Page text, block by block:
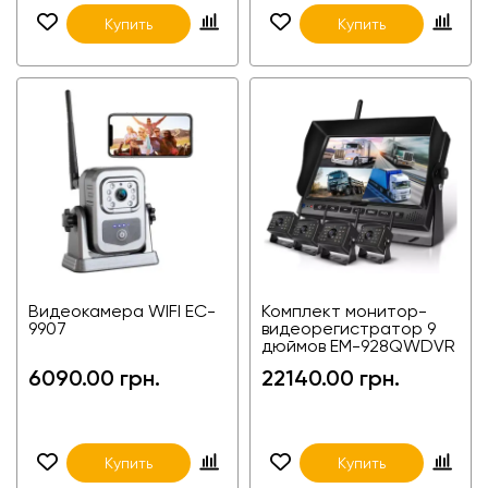
Купить Купить
Видеокамера WIFI EC-
9907
6090.00 грн.
Купить
Комплект монитор-
видеорегистратор 9
дюймов EM-928QWDVR
фур, агротехники,
22140.00 грн.
Купить